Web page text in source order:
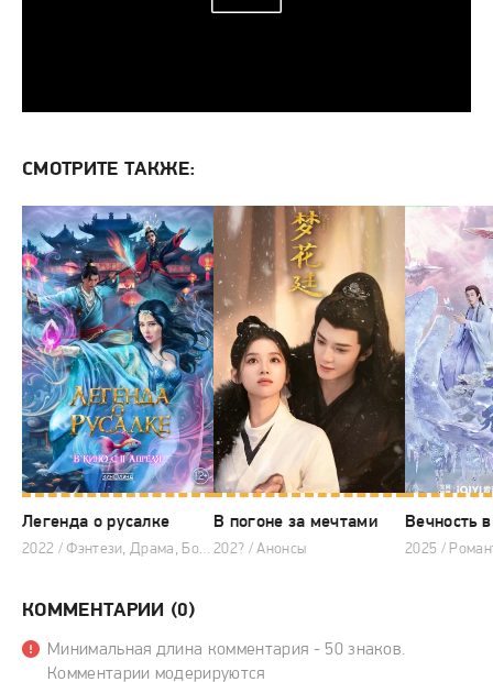
СМОТРИТЕ ТАКЖЕ:
Легенда о русалке
2022 / Фэнтези, Драма, Боевые искусства, Китайские дорамы
В погоне за мечтами
202? / Анонсы
Вечность
КОММЕНТАРИИ (0)
Минимальная длина комментария - 50 знаков.
Комментарии модерируются